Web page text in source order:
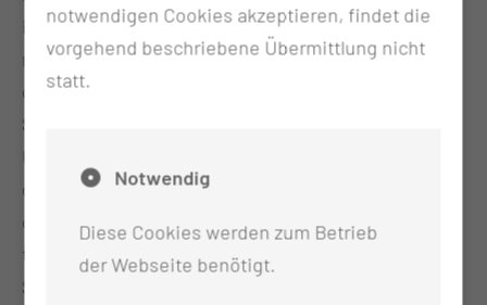
induzierte Schlafendoskopie (MISE) genannt und ist
mittlerweile der Standard in der Untersuchung zur
genauen Bestimmung des Ursprungsortes von
Schnarchen und Apnoen. Der Patient wird unter
den Schlaf versetzt. Dabei wird per Endoskop durch
die Nase (durch die Sedierung wird dies gut
toleriert) die Vibration und Kollapsneigung der
Strukturen der oberen Atemwege beobachtet. Das
notwendigen Cookies akzeptieren, findet die
vorgehend beschriebene Übermittlung nicht
statt.
Notwendig
Diese Cookies werden zum Betrieb
der Webseite benötigt.